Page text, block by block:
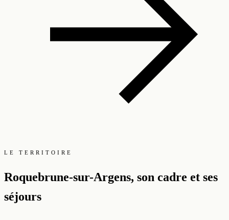
LE TERRITOIRE
Roquebrune-sur-Argens, son cadre et ses
séjours